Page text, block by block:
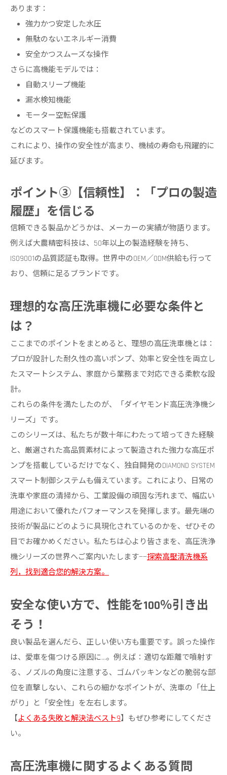
あります：
強力かつ安定した水圧
無駄のないエネルギー消費
安全かつスムーズな操作
さらに高機能モデルでは：
自動スリープ機能
漏水検知機能
モーター空転保護
などのスマート保護機能も搭載されています。
これにより、操作の安全性が高まり、機械の寿命も飛躍的に
延びます。
ポイント③【信頼性】：「プロの製造
履歴」を信じる
信頼できる製品かどうかは、メーカーの実績が物語ります。
例えば大農精密科技は、50年以上の製造経験を持ち、
ISO9001の品質認証も取得。世界中のOEM／ODM供給も行って
おり、信頼に足るブランドです。
理想的な高圧洗車機に必要な条件と
は？
ここまでのポイントをまとめると、理想の高圧洗車機とは：
プロが設計した耐久性の高いポンプ、効率と安全性を両立し
たスマートシステム、家庭から業務まで対応できる柔軟な設
計。
これらの条件を満たしたのが、「ダイヤモンド高圧洗浄機シ
リーズ」です。
このシリーズは、私たちが数十年にわたって培ってきた経験
と、厳選された高品質素材によって製造された強力な高圧ポ
ンプを搭載しているだけでなく、独自開発のDIAMOND SYSTEM
スマート制御システムも備えています。これにより、日常の
洗車や家庭の清掃から、工業設備の頑固な汚れまで、幅広い
用途において優れたパフォーマンスを発揮します。最先端の
技術が製品にどのように具現化されているのかを、ぜひその
目でお確かめください。私たちは心より皆さまを、高圧洗浄
機シリーズの世界へご案内いたします——探索高壓清洗機系
列，找到適合您的解決方案。
安全な使い方で、性能を100％引き出
そう！
良い製品を選んだら、正しい使い方も重要です。誤った操作
は、愛車を傷つける原因に…。例えば：適切な距離で噴射す
る、ノズルの角度に注意する、ゴムパッキンなどの脆弱な部
位を直撃しない、これらの細かなポイントが、洗車の「仕上
がり」と「安全性」を左右します。
【よくある失敗と解決法ベスト9】もぜひ参考にしてくださ
い。
高圧洗車機に関するよくある質問